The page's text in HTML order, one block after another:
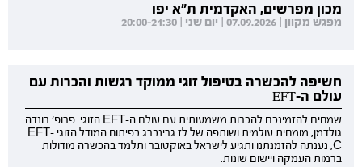
מכון מפרשים, האקדמית ת"א יפו
מפגש מקוון | 07.09.2026 | יום שני | 20:00-21:30
חשיפה להכשרה בטיפול זוגי ממוקד רגשות והכרות עם
עולם ה-EFT
שמחים להזמינכם להכרות משמעותית עם עולם ה-EFT הזוגי. פרופ' רונדה
גולדמן, מומחית עולמית ושותפה של לז גרינברג בפיתוח המודל הזוגי EFT-
C, נענתה להזמנתנו ותגיע לישראל באוקטובר ותלמד בהכשרה מודולות
ברמות העמקה ויישום שונות.